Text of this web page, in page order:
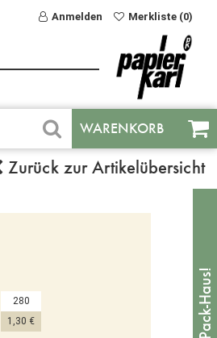
Anmelden Merkliste (0)
Zurück zur Artikelübersicht
WARENKORB
280
1,30 €